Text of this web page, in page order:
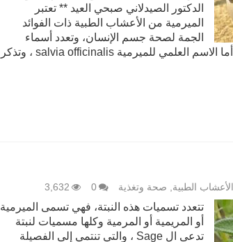
الدكتور الصيدلاني صبحي العيد ** تعتبر
الميرمية من الأعشاب الطبية ذات الفوائد
الجمة لصحة جسم الإنسان، وتعدد أسماء
الميرامية الناعمة او قوسية او قصعين sage أما الاسم العلمي للميرمية salvia officinalis ، وتذكر
الأعشاب الطبية, صحة وتغذية 0
3,632
تتعدد تسميات هذه النبتة، فهي تسمى الميرمية
أو المريمية أو المرمية وكلها مسميات لنبتة
تدعى ال Sage ، والتي تنتمي إلى الفصيلة